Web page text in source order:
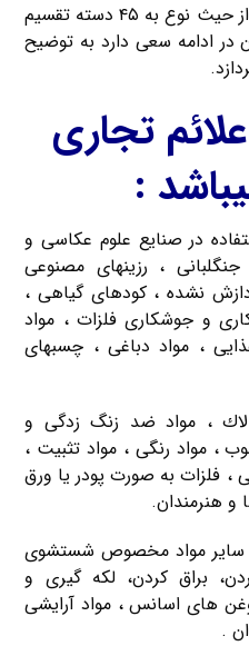
از حیث نوع به ۴۵ دسته تقسیم
ادامه سعی دارد به توضیح
تجاری
:
استفاده در صنایع علوم عكاسی و
، رزینهای مصنوعی
نشده ، كودهای گیاهی ،
و جوشكاری فلزات ، مواد
، مواد دباغی ، چسبهای
، لاك ، مواد ضد زنگ زدگی و
، مواد رنگی ، مواد تثبیت ،
فلزات به صورت پودر یا ورق
و هنرمندان.
و سایر مواد مخصوص شستشوی
براق كردن، لكه گیری و
های اسانس ، مواد آرایشی
.